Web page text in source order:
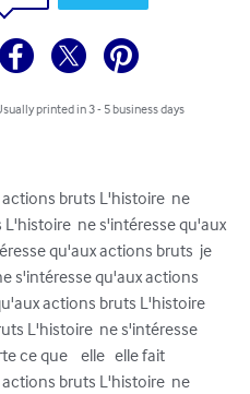
printed in 3 - 5 business days
bruts L'histoire  ne
ne s'intéresse qu'aux
qu'aux actions bruts  je
s'intéresse qu'aux actions
actions bruts L'histoire
L'histoire  ne s'intéresse
ce que    elle   elle fait
bruts L'histoire  ne